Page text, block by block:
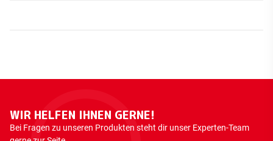
WIR HELFEN IHNEN GERNE!
Bei Fragen zu unseren Produkten steht dir unser Experten-Team